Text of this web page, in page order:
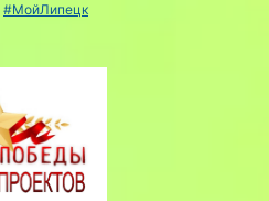
#МойЛипецк